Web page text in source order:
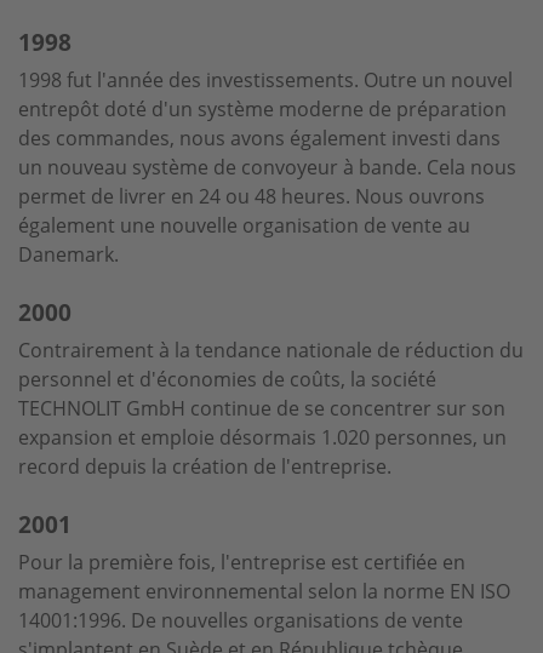
1998
1998 fut l'année des investissements. Outre un nouvel
entrepôt doté d'un système moderne de préparation
des commandes, nous avons également investi dans
un nouveau système de convoyeur à bande. Cela nous
permet de livrer en 24 ou 48 heures. Nous ouvrons
également une nouvelle organisation de vente au
Danemark.
2000
Contrairement à la tendance nationale de réduction du
personnel et d'économies de coûts, la société
TECHNOLIT GmbH continue de se concentrer sur son
expansion et emploie désormais 1.020 personnes, un
record depuis la création de l'entreprise.
2001
Pour la première fois, l'entreprise est certifiée en
management environnemental selon la norme EN ISO
14001:1996. De nouvelles organisations de vente